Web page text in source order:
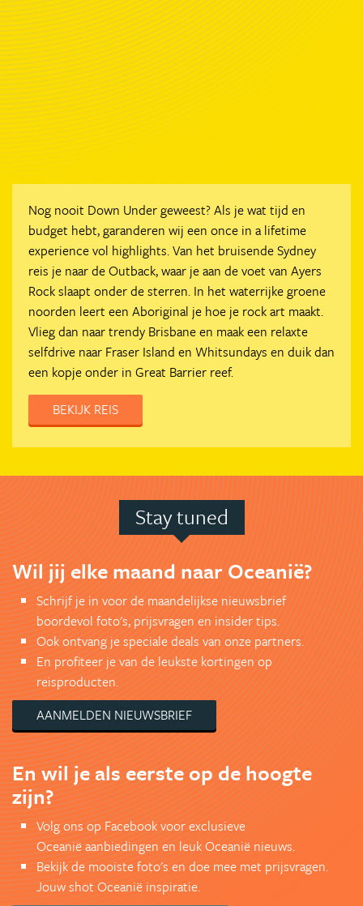
Nog nooit Down Under geweest? Als je wat tijd en
budget hebt, garanderen wij een once in a lifetime
experience vol highlights. Van het bruisende Sydney
reis je naar de Outback, waar je aan de voet van Ayers
Rock slaapt onder de sterren. In het waterrijke groene
noorden leert een Aboriginal je hoe je rock art maakt.
Vlieg dan naar trendy Brisbane en maak een relaxte
selfdrive naar Fraser Island en Whitsundays en duik dan
een kopje onder in Great Barrier reef.
BEKIJK REIS
Stay tuned
Wil jij elke maand naar Oceanië?
Schrijf je in voor de maandelijkse nieuwsbrief
boordevol foto's, prijsvragen en insider tips.
Ook ontvang je speciale deals van onze partners.
En profiteer je van de leukste kortingen op
reisproducten.
AANMELDEN NIEUWSBRIEF
En wil je als eerste op de hoogte
zijn?
Volg ons op Facebook voor exclusieve
Oceanië aanbiedingen en leuk Oceanië nieuws.
Bekijk de mooiste foto's en doe mee met prijsvragen.
Jouw shot Oceanië inspiratie.